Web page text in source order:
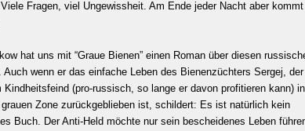
Fragen, viel Ungewissheit. Am Ende jeder Nacht aber
hat uns mit “Graue Bienen” einen Roman über diesen
Auch wenn er das einfache Leben des Bienenzüchters Sergej,
Kindheitsfeind (pro-russisch, so lange er davon profitieren kann)
grauen Zone zurückgeblieben ist, schildert: Es ist natürlich kein
Buch. Der Anti-Held möchte nur sein bescheidenes Leben